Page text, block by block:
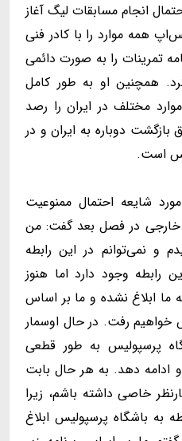
انجام مسابقات لیگ آغاز
همه موارد را با کادر فنی
تمرینات را به صورت دائمی
همچنین او به طور کامل
مختلف در ایران را رصد
بازگشت دوباره به ایران و در
است.
شایعه احتمال ممنوعیت
خارجی در فصل بعد گفت: من
نمی‌توانم در این رابطه
رابطه وجود دارد اما هنوز
ابلاغ نشده و ما بر اساس
خواهیم رفت. در حال اوسمار
پرسپولیس به طور قطعی
ادامه دهد. به هر حال بابت
خاصی داشته باشم، زیرا
به باشگاه پرسپولیس ابلاغ